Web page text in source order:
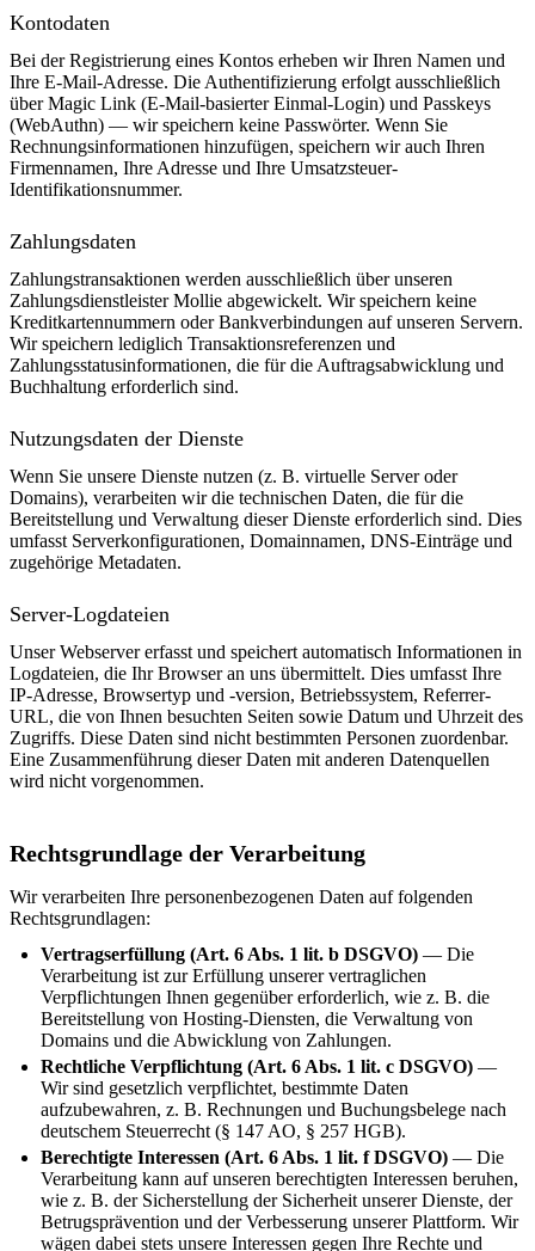
Kontodaten
Bei der Registrierung eines Kontos erheben wir Ihren Namen und
Ihre E-Mail-Adresse. Die Authentifizierung erfolgt ausschließlich
über Magic Link (E-Mail-basierter Einmal-Login) und Passkeys
(WebAuthn) — wir speichern keine Passwörter. Wenn Sie
Rechnungsinformationen hinzufügen, speichern wir auch Ihren
Firmennamen, Ihre Adresse und Ihre Umsatzsteuer-
Identifikationsnummer.
Zahlungsdaten
Zahlungstransaktionen werden ausschließlich über unseren
Zahlungsdienstleister Mollie abgewickelt. Wir speichern keine
Kreditkartennummern oder Bankverbindungen auf unseren Servern.
Wir speichern lediglich Transaktionsreferenzen und
Zahlungsstatusinformationen, die für die Auftragsabwicklung und
Buchhaltung erforderlich sind.
Nutzungsdaten der Dienste
Wenn Sie unsere Dienste nutzen (z. B. virtuelle Server oder
Domains), verarbeiten wir die technischen Daten, die für die
Bereitstellung und Verwaltung dieser Dienste erforderlich sind. Dies
umfasst Serverkonfigurationen, Domainnamen, DNS-Einträge und
zugehörige Metadaten.
Server-Logdateien
Unser Webserver erfasst und speichert automatisch Informationen in
Logdateien, die Ihr Browser an uns übermittelt. Dies umfasst Ihre
IP-Adresse, Browsertyp und -version, Betriebssystem, Referrer-
URL, die von Ihnen besuchten Seiten sowie Datum und Uhrzeit des
Zugriffs. Diese Daten sind nicht bestimmten Personen zuordenbar.
Eine Zusammenführung dieser Daten mit anderen Datenquellen
wird nicht vorgenommen.
Rechtsgrundlage der Verarbeitung
Wir verarbeiten Ihre personenbezogenen Daten auf folgenden
Rechtsgrundlagen:
Vertragserfüllung (Art. 6 Abs. 1 lit. b DSGVO) — Die
Verarbeitung ist zur Erfüllung unserer vertraglichen
Verpflichtungen Ihnen gegenüber erforderlich, wie z. B. die
Bereitstellung von Hosting-Diensten, die Verwaltung von
Domains und die Abwicklung von Zahlungen.
Rechtliche Verpflichtung (Art. 6 Abs. 1 lit. c DSGVO) —
Wir sind gesetzlich verpflichtet, bestimmte Daten
aufzubewahren, z. B. Rechnungen und Buchungsbelege nach
deutschem Steuerrecht (§ 147 AO, § 257 HGB).
Berechtigte Interessen (Art. 6 Abs. 1 lit. f DSGVO) — Die
Verarbeitung kann auf unseren berechtigten Interessen beruhen,
wie z. B. der Sicherstellung der Sicherheit unserer Dienste, der
Betrugsprävention und der Verbesserung unserer Plattform. Wir
wägen dabei stets unsere Interessen gegen Ihre Rechte und